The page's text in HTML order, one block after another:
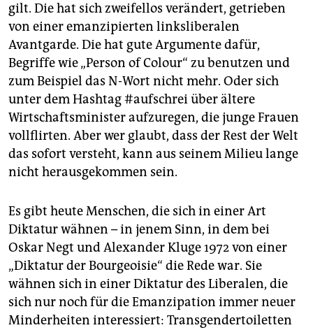
gilt. Die hat sich zweifellos verändert, getrieben
von einer emanzipierten linksliberalen
Avantgarde. Die hat gute Argumente dafür,
Begriffe wie „Person of Colour“ zu benutzen und
zum Beispiel das N-Wort nicht mehr. Oder sich
unter dem Hashtag #aufschrei über ältere
Wirtschaftsminister aufzuregen, die junge Frauen
vollflirten. Aber wer glaubt, dass der Rest der Welt
das sofort versteht, kann aus seinem Milieu lange
nicht herausgekommen sein.
Es gibt heute Menschen, die sich in einer Art
Diktatur wähnen – in jenem Sinn, in dem bei
Oskar Negt und Alexander Kluge 1972 von einer
„Diktatur der Bourgeoisie“ die Rede war. Sie
wähnen sich in einer Diktatur des Liberalen, die
sich nur noch für die Emanzipation immer neuer
Minderheiten interessiert: Transgendertoiletten